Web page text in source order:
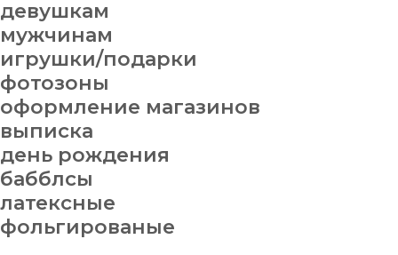
девушкам
мужчинам
игрушки/подарки
фотозоны
оформление магазинов
выписка
день рождения
бабблсы
латексные
фольгированые